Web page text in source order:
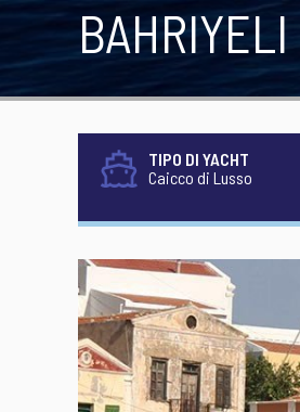
BAHRIYELI
TIPO DI YACHT
Caicco di Lusso